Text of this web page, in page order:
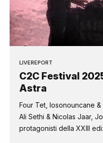
LIVEREPORT
C2C Festival
Astra
Four Tet, Iosonouncane
Ali Sethi & Nicolas Jaar,
protagonisti della XXIII